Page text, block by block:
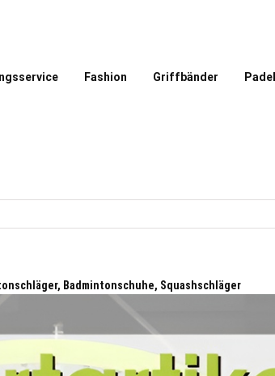
Fashion Griffbänder Padel
Badmintonschuhe, Squashschläger